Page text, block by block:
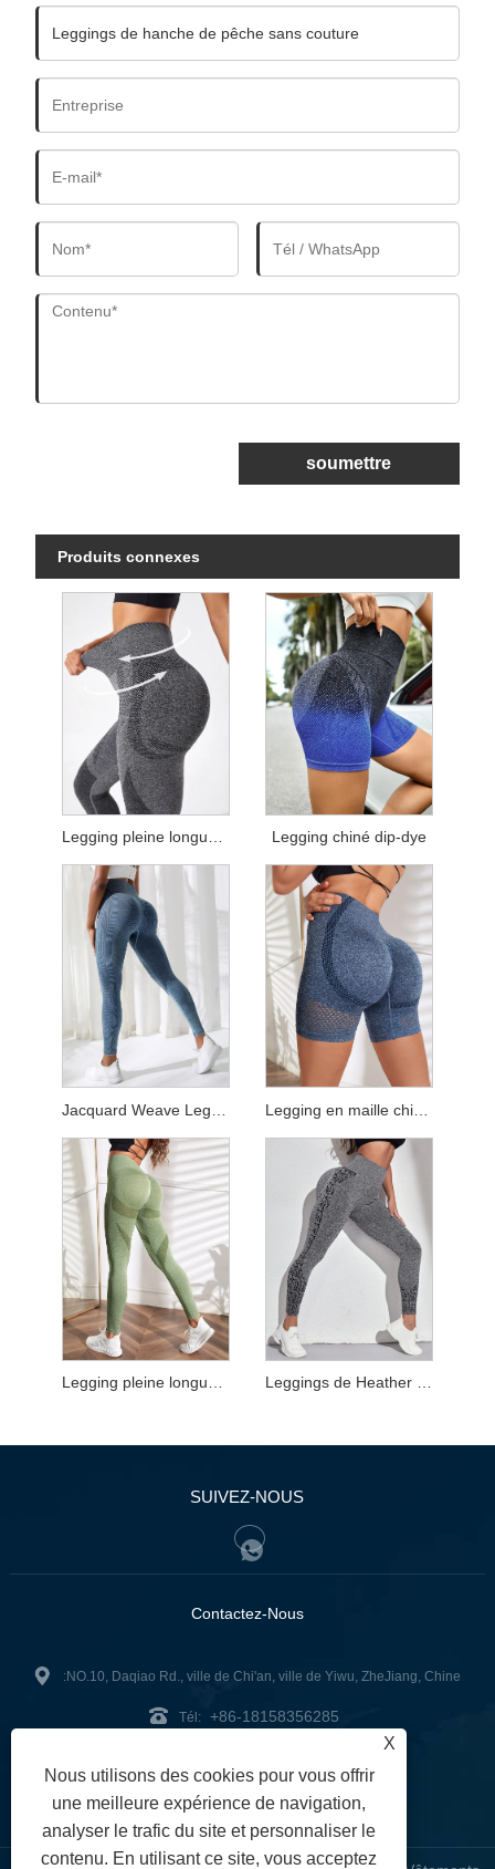
soumettre
Produits connexes
Legging pleine longueur chiné Legging chiné dip-dye
Legging en maille chinée
Legging pleine longueur en maille chinée Leggings de Heather Leopard pleine longueur
SUIVEZ-NOUS
Contactez-Nous
:NO.10, Daqiao Rd., ville de Chi'an, ville de Yiwu, ZheJiang, Chine
Tél: +86-18158356285
Fax: +86-579-89979099
X
Nous utilisons des cookies pour vous offrir
une meilleure expérience de navigation,
analyser le trafic du site et personnaliser le
contenu. En utilisant ce site, vous acceptez